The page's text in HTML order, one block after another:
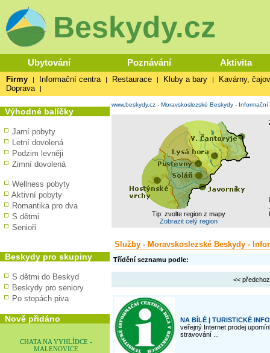
Beskydy.cz
Ubytování Poznávání Aktivita
Firmy | Informační centra | Restaurace | Kluby a bary |
Kavárny,
Doprava
|
Výhodné balíčky
Jarní pobyty
Letní dovolená
Podzim levněji
Zimní dovolená
Wellness pobyty
Aktivní pobyty
Romantika pro dva
S dětmi
Senioři
Beskydy pro skupiny
S dětmi do Beskyd
Beskydy pro seniory
Po stopách piva
Nově přidáno
CHATA NA VYHLÍDCE -
MALENOVICE
www.beskydy.cz - Moravskoslezské Beskydy - Informační
Tip: zvolte region z mapy
Zobrazit celý region
Služby - Moravskoslezské Beskydy -
Třídění seznamu podle:
<<
NA BÍLÉ | TURISTICKÉ
veřejný Internet prodej
stravování ...